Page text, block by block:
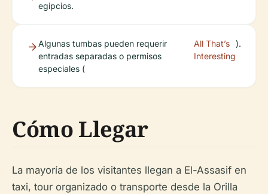
egipcios.
Algunas tumbas pueden requerir
entradas separadas o permisos
especiales (
All That’s
Interesting
).
Cómo Llegar
La mayoría de los visitantes llegan a El-Assasif en
taxi, tour organizado o transporte desde la Orilla